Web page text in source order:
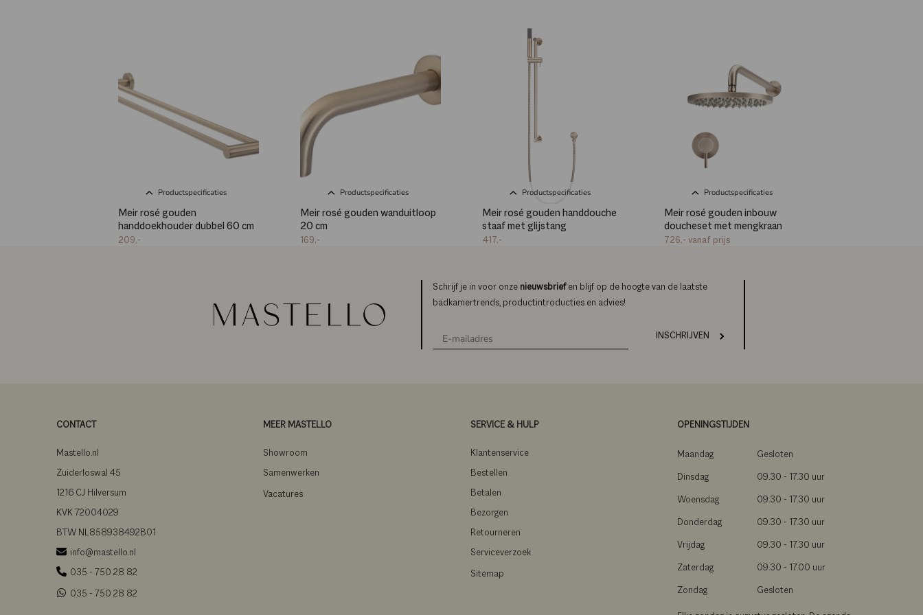
Productspecificaties
Meir rosé gouden
handdoekhouder dubbel 60 cm
209,-
Productspecificaties
Meir rosé gouden wanduitloop
20 cm
169,-
Productspecificaties
Meir rosé gouden handdouche
staaf met glijstang
417,-
Productspecificaties
Meir rosé gouden inbouw
doucheset met mengkraan
726,- vanaf prijs
Schrijf je in voor onze nieuwsbrief en blijf op de hoogte van de laatste
badkamertrends, productintroducties en advies!
INSCHRIJVEN
CONTACT
Mastello.nl
Zuiderloswal 45
1216 CJ Hilversum
KVK 72004029
BTW NL858938492B01
info@mastello.nl
035 - 750 28 82
035 - 750 28 82
MEER MASTELLO
Showroom
Samenwerken
Vacatures
SERVICE & HULP
Klantenservice
Bestellen
Betalen
Bezorgen
Retourneren
Serviceverzoek
Sitemap
OPENINGSTIJDEN
Maandag Gesloten
Dinsdag 09.30 - 17.30 uur
Woensdag 09.30 - 17.30 uur
Donderdag 09.30 - 17.30 uur
Vrijdag 09.30 - 17.30 uur
Zaterdag 09.30 - 17.00 uur
Zondag Gesloten